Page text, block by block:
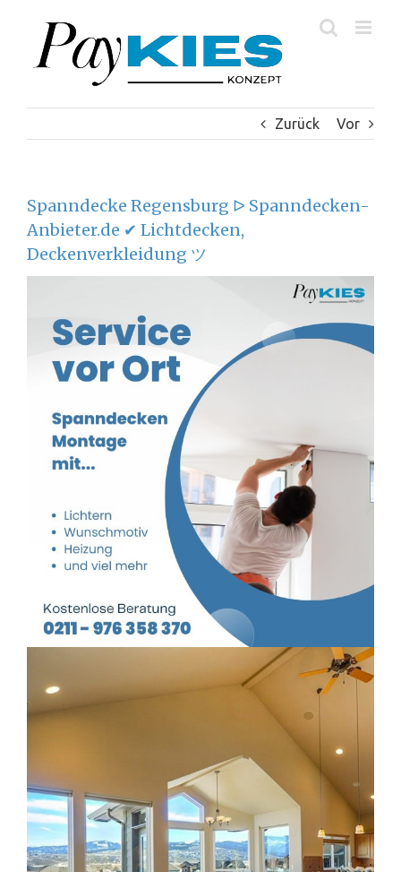
springen
Zurück Vor
Spanndecke Regensburg ᐅ Spanndecken-
Anbieter.de ✔ Lichtdecken,
Deckenverkleidung ツ